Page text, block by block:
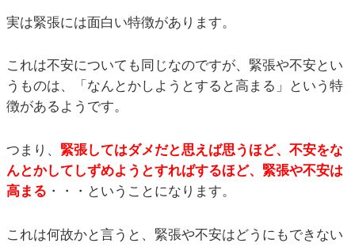
実は緊張には面白い特徴があります。
これは不安についても同じなのですが、緊張や不安とい
うものは、「なんとかしようとすると高まる」という特
徴があるようです。
つまり、 緊張してはダメだと思えば思うほど、不安をな
んとかしてしずめようとすればするほど、緊張や不安は
高まる ・・・ということになります。
これは何故かと言うと、緊張や不安はどうにもできない